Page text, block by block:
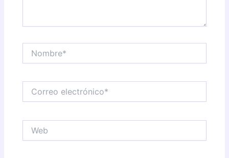
electrónico*